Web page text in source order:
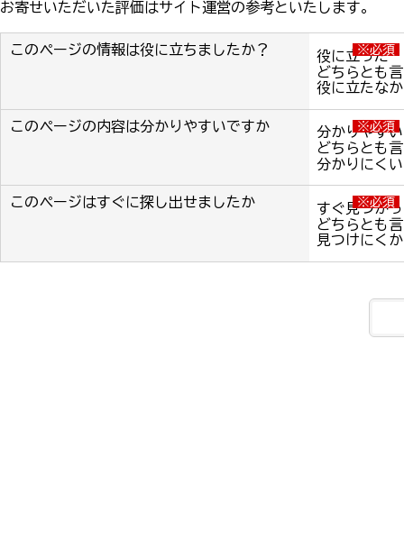
お寄せいただいた評価はサイト運営の参考といたします。
このページの情報は役に立ちましたか？ ※必須
役に立った
どちらとも
役に立たな
このページの内容は分かりやすいですか ※必須
分かりやすい
どちらとも
分かりにくい
このページはすぐに探し出せましたか ※必須
すぐ見つか
どちらとも
見つけにく